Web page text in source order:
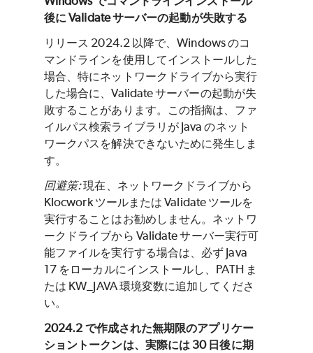
後に Validate サーバーの起動が失敗する
リリース 2024.2 以降で、Windows のコ
マンドラインを使用してインストールした
場合、特にネットワークドライブから実行
した場合に、Validate サーバーの起動が失
敗することがあります。この指摘は、ファ
イルパス検索ライブラリが Java のネット
ワークパスを解決できないために発生しま
す。
回避策:現在、ネットワークドライブから
Klocwork ツールまたは Validate ツールを
実行することはお勧めしません。ネットワ
ークドライブから Validate サーバー実行可
能ファイルを実行する場合は、必ず Java
17 をローカルにインストールし、PATH ま
たは KW_JAVA 環境変数に追加してくださ
い。
2024.2 で作成された無期限のアプリケー
ショントークンは、実際には 30 日後に期